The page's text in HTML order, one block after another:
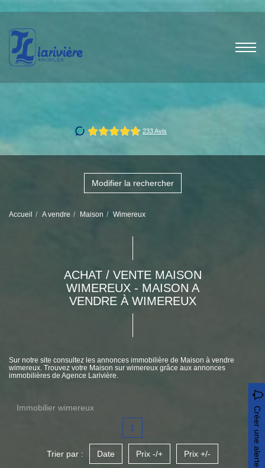
Modifier la rechercher
Accueil A vendre Maison Wimereux
ACHAT / VENTE MAISON
WIMEREUX - MAISON A
VENDRE À WIMEREUX
Sur notre site consultez les annonces immobilière de Maison à vendre
wimereux. Trouvez votre Maison sur wimereux grâce aux annonces
immobilières de Agence Larivière.
Immobilier wimereux Créer une alerte
1
Trier par : Date Prix -/+ Prix +/-